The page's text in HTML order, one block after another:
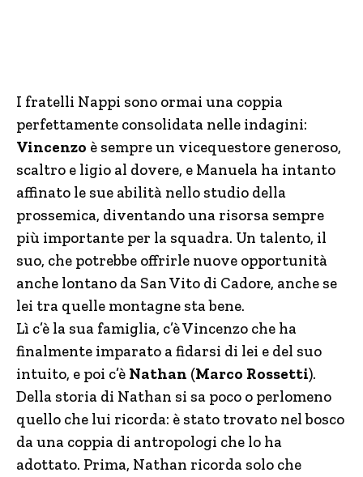
I fratelli Nappi sono ormai una coppia
perfettamente consolidata nelle indagini:
Vincenzo è sempre un vicequestore generoso,
scaltro e ligio al dovere, e Manuela ha intanto
affinato le sue abilità nello studio della
prossemica, diventando una risorsa sempre
più importante per la squadra. Un talento, il
suo, che potrebbe offrirle nuove opportunità
anche lontano da San Vito di Cadore, anche se
lei tra quelle montagne sta bene.
Lì c’è la sua famiglia, c’è Vincenzo che ha
finalmente imparato a fidarsi di lei e del suo
intuito, e poi c’è Nathan (Marco Rossetti).
Della storia di Nathan si sa poco o perlomeno
quello che lui ricorda: è stato trovato nel bosco
da una coppia di antropologi che lo ha
adottato. Prima, Nathan ricorda solo che